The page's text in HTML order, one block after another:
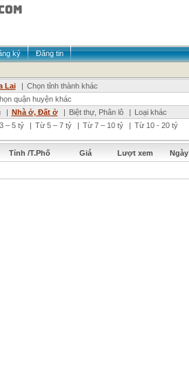
ký
Đăng tin
Lai | Chọn tỉnh thành khác
quận huyện khác
| Nhà ở, Đất ở | Biệt thự, Phân lô | Loại khác
– 5 tỷ | Từ 5 – 7 tỷ | Từ 7 – 10 tỷ | Từ 10 - 20 tỷ
Tỉnh /T.Phố Giá Lượt xem Ngày